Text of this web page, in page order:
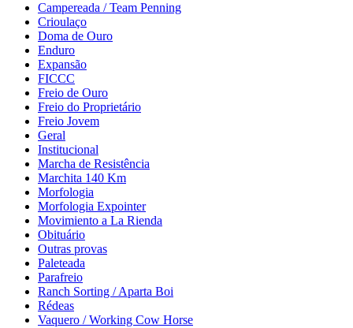
Campereada / Team Penning
Crioulaço
Doma de Ouro
Enduro
Expansão
FICCC
Freio de Ouro
Freio do Proprietário
Freio Jovem
Geral
Institucional
Marcha de Resistência
Marchita 140 Km
Morfologia
Morfologia Expointer
Movimiento a La Rienda
Obituário
Outras provas
Paleteada
Parafreio
Ranch Sorting / Aparta Boi
Rédeas
Vaquero / Working Cow Horse